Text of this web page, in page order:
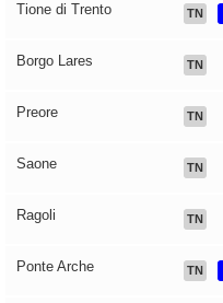
Tione di Trento TN
Borgo Lares TN
Preore TN
Saone TN
Ragoli TN
Ponte Arche TN